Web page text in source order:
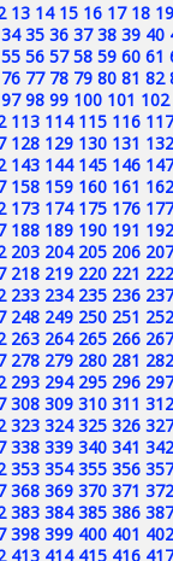
13 14 15 16 17 18 19
34 35 36 37 38 39 40
55 56 57 58 59 60 61
76 77 78 79 80 81 82
97 98 99 100 101 102
113 114 115 116 117
128 129 130 131 132
143 144 145 146 147
158 159 160 161 162
173 174 175 176 177
188 189 190 191 192
203 204 205 206 207
218 219 220 221 222
233 234 235 236 237
248 249 250 251 252
263 264 265 266 267
278 279 280 281 282
293 294 295 296 297
308 309 310 311 312
323 324 325 326 327
338 339 340 341 342
353 354 355 356 357
368 369 370 371 372
383 384 385 386 387
398 399 400 401 402
413 414 415 416 417